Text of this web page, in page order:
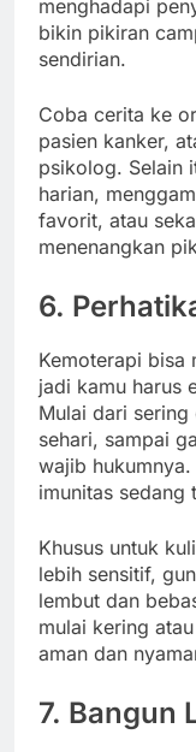
menghadapi
bikin pikiran
sendirian.
Coba cerita ke
pasien kanker,
psikolog. Selain
harian,
favorit, atau
menenangkan
6.
Kemoterapi bisa
jadi kamu harus
Mulai dari
sehari, sampai
wajib
imunitas sedang
Khusus untuk
lebih sensitif,
lembut dan
mulai kering
aman dan
7. Bangun